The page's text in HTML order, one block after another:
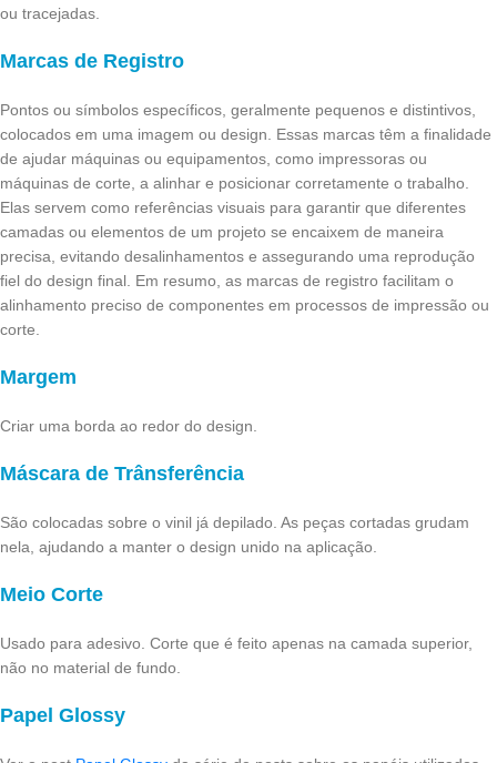
ou tracejadas.
Marcas de Registro
Pontos ou símbolos específicos, geralmente pequenos e distintivos,
colocados em uma imagem ou design. Essas marcas têm a finalidade
de ajudar máquinas ou equipamentos, como impressoras ou
máquinas de corte, a alinhar e posicionar corretamente o trabalho.
Elas servem como referências visuais para garantir que diferentes
camadas ou elementos de um projeto se encaixem de maneira
precisa, evitando desalinhamentos e assegurando uma reprodução
fiel do design final. Em resumo, as marcas de registro facilitam o
alinhamento preciso de componentes em processos de impressão ou
corte.
Margem
Criar uma borda ao redor do design.
Máscara de Trânsferência
São colocadas sobre o vinil já depilado. As peças cortadas grudam
nela, ajudando a manter o design unido na aplicação.
Meio Corte
Usado para adesivo. Corte que é feito apenas na camada superior,
não no material de fundo.
Papel Glossy